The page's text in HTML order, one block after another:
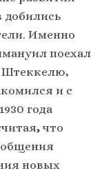
добились
Именно
поехал
Штеккелю,
и с
года
,что
новых